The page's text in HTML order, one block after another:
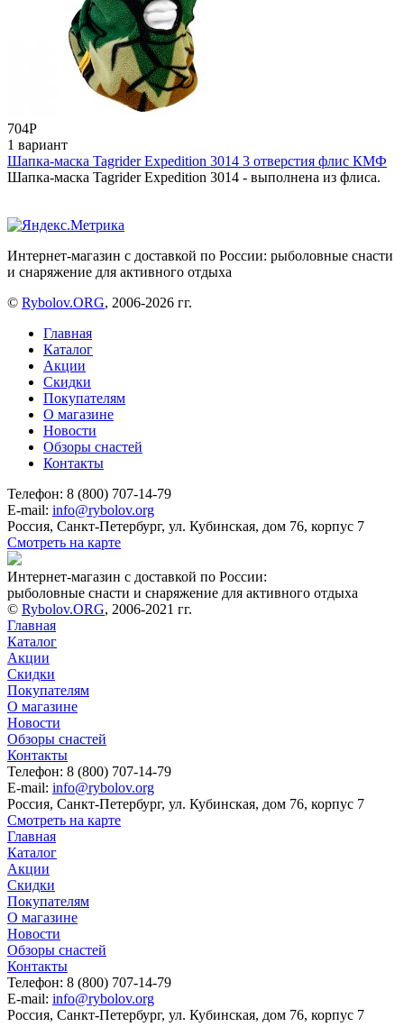
704Р
1 вариант
Шапка-маска Tagrider Expedition 3014 3 отверстия флис КМФ
Шапка-маска Tagrider Expedition 3014 - выполнена из флиса.
Интернет-магазин с доставкой по России: рыболовные снасти
и снаряжение для активного отдыха
© Rybolov.ORG, 2006-2026 гг.
Главная
Каталог
Акции
Скидки
Покупателям
О магазине
Новости
Обзоры снастей
Контакты
Телефон: 8 (800) 707-14-79
E-mail: info@rybolov.org
Россия, Санкт-Петербург, ул. Кубинская, дом 76, корпус 7
Смотреть на карте
Интернет-магазин с доставкой по России:
рыболовные снасти и снаряжение для активного отдыха
© Rybolov.ORG, 2006-2021 гг.
Главная
Каталог
Акции
Скидки
Покупателям
О магазине
Новости
Обзоры снастей
Контакты
Телефон: 8 (800) 707-14-79
E-mail: info@rybolov.org
Россия, Санкт-Петербург, ул. Кубинская, дом 76, корпус 7
Смотреть на карте
Главная
Каталог
Акции
Скидки
Покупателям
О магазине
Новости
Обзоры снастей
Контакты
Телефон: 8 (800) 707-14-79
E-mail: info@rybolov.org
Россия, Санкт-Петербург, ул. Кубинская, дом 76, корпус 7